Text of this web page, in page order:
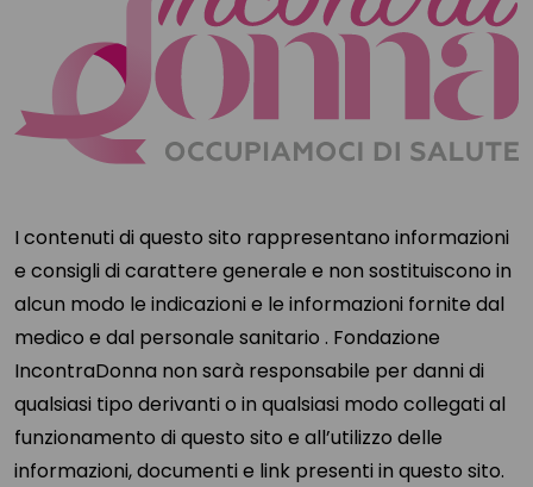
I contenuti di questo sito rappresentano informazioni
e consigli di carattere generale e non sostituiscono in
alcun modo le indicazioni e le informazioni fornite dal
medico e dal personale sanitario . Fondazione
IncontraDonna non sarà responsabile per danni di
qualsiasi tipo derivanti o in qualsiasi modo collegati al
funzionamento di questo sito e all’utilizzo delle
informazioni, documenti e link presenti in questo sito.